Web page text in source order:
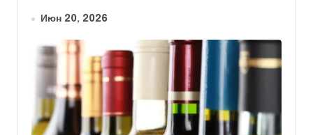
Июн 20, 2026